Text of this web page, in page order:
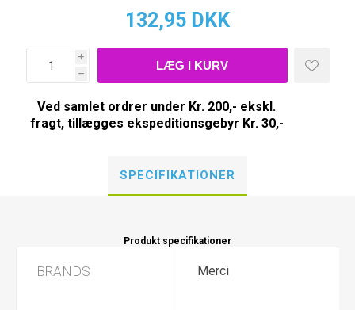
132,95 DKK
i
h
Ved samlet ordrer under Kr. 200,- ekskl.
fragt, tillægges ekspeditionsgebyr Kr. 30,-
SPECIFIKATIONER
Produkt specifikationer
BRANDS Merci